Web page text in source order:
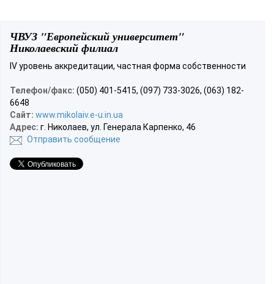
ЧВУЗ "Европейский университет"
Николаевский филиал
IV уровень аккредитации, частная форма собственности
Телефон/факс: (050) 401-5415, (097) 733-3026, (063) 182-
6648
Сайт: www.mikolaiv.e-u.in.ua
Адрес: г. Николаев, ул. Генерала Карпенко, 46
Отправить сообщение